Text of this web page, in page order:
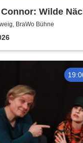
Wilde
2026
BraWo Bühne